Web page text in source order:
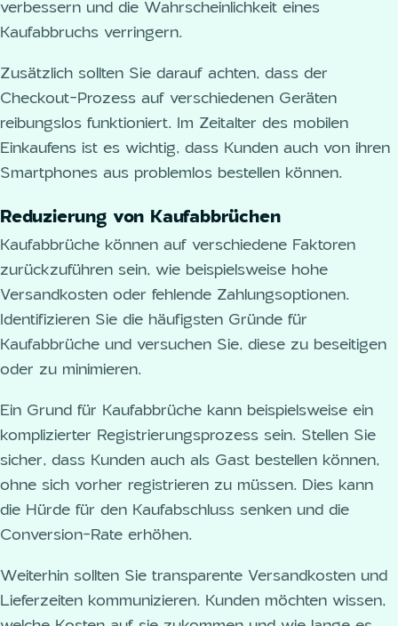
verbessern und die Wahrscheinlichkeit eines
Kaufabbruchs verringern.
Zusätzlich sollten Sie darauf achten, dass der
Checkout-Prozess auf verschiedenen Geräten
reibungslos funktioniert. Im Zeitalter des mobilen
Einkaufens ist es wichtig, dass Kunden auch von ihren
Smartphones aus problemlos bestellen können.
Reduzierung von Kaufabbrüchen
Kaufabbrüche können auf verschiedene Faktoren
zurückzuführen sein, wie beispielsweise hohe
Versandkosten oder fehlende Zahlungsoptionen.
Identifizieren Sie die häufigsten Gründe für
Kaufabbrüche und versuchen Sie, diese zu beseitigen
oder zu minimieren.
Ein Grund für Kaufabbrüche kann beispielsweise ein
komplizierter Registrierungsprozess sein. Stellen Sie
sicher, dass Kunden auch als Gast bestellen können,
ohne sich vorher registrieren zu müssen. Dies kann
die Hürde für den Kaufabschluss senken und die
Conversion-Rate erhöhen.
Weiterhin sollten Sie transparente Versandkosten und
Lieferzeiten kommunizieren. Kunden möchten wissen,